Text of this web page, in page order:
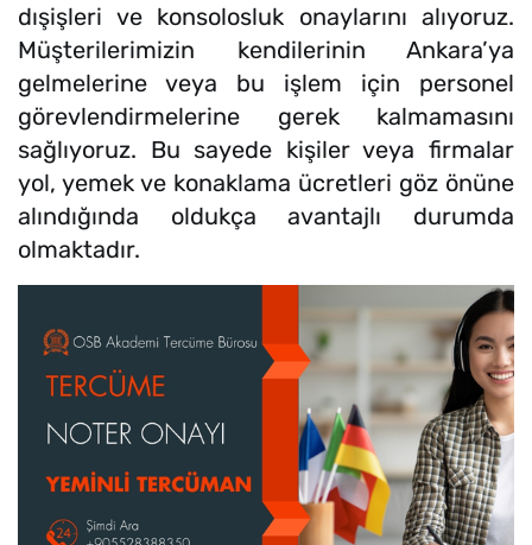
dışişleri ve konsolosluk onaylarını alıyoruz.
Müşterilerimizin kendilerinin Ankara’ya
gelmelerine veya bu işlem için personel
görevlendirmelerine gerek kalmamasını
sağlıyoruz. Bu sayede kişiler veya firmalar
yol, yemek ve konaklama ücretleri göz önüne
alındığında oldukça avantajlı durumda
olmaktadır.